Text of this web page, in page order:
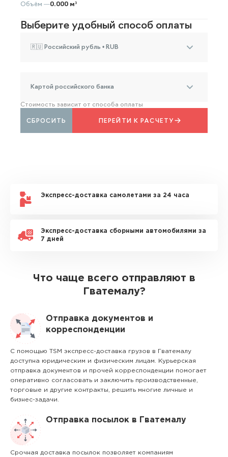
Объём —0.000 м³
Выберите удобный способ оплаты
🇷🇺 Российский рубль • RUB
Картой российского банка
Стоимость зависит от способа оплаты
ПЕРЕЙТИ К РАСЧЕТУ
СБРОСИТЬ
Экспресс-доставка самолетами за 24 часа
Экспресс-доставка сборными автомобилями за
7 дней
Что чаще всего отправляют в
Гватемалу?
Отправка документов и
корреспонденции
С помощью TSM экспресс-доставка грузов в Гватемалу
доступна юридическим и физическим лицам. Курьерская
отправка документов и прочей корреспонденции помогает
оперативно согласовать и заключить производственные,
торговые и другие контракты, решить многие личные и
бизнес-задачи.
Отправка посылок в Гватемалу
Срочная доставка посылок позволяет компаниям